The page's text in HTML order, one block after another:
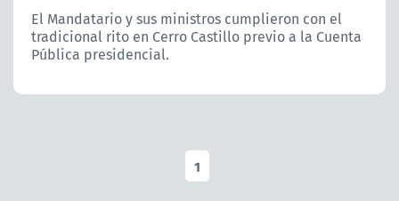
CANAL DE DENUNCIAS
El Mandatario y sus ministros cumplieron con el
tradicional rito en Cerro Castillo previo a la Cuenta
Pública presidencial.
1